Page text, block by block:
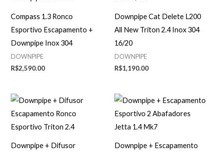
Compass 1.3 Ronco
Esportivo Escapamento +
Downpipe Inox 304
DOWNPIPE
R$2,590.00
Downpipe Cat Delete L200
All New Triton 2.4 Inox 304
16/20
DOWNPIPE
R$1,190.00
Downpipe + Difusor
Downpipe + Escapamento